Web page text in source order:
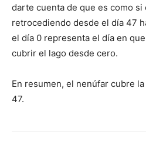
darte cuenta de que es como si
retrocediendo desde el día 47
el día 0 representa el día en
cubrir el lago desde cero.
En resumen, el nenúfar cubre
47.